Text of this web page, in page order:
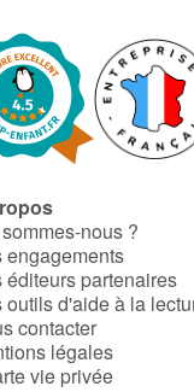
nous ?
engagements
éditeurs partenaires
outils d'aide à la
contacter
légales
vie privée